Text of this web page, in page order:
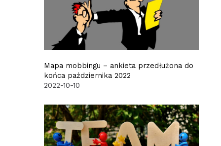
Mapa mobbingu – ankieta przedłużona do
końca października 2022
2022-10-10